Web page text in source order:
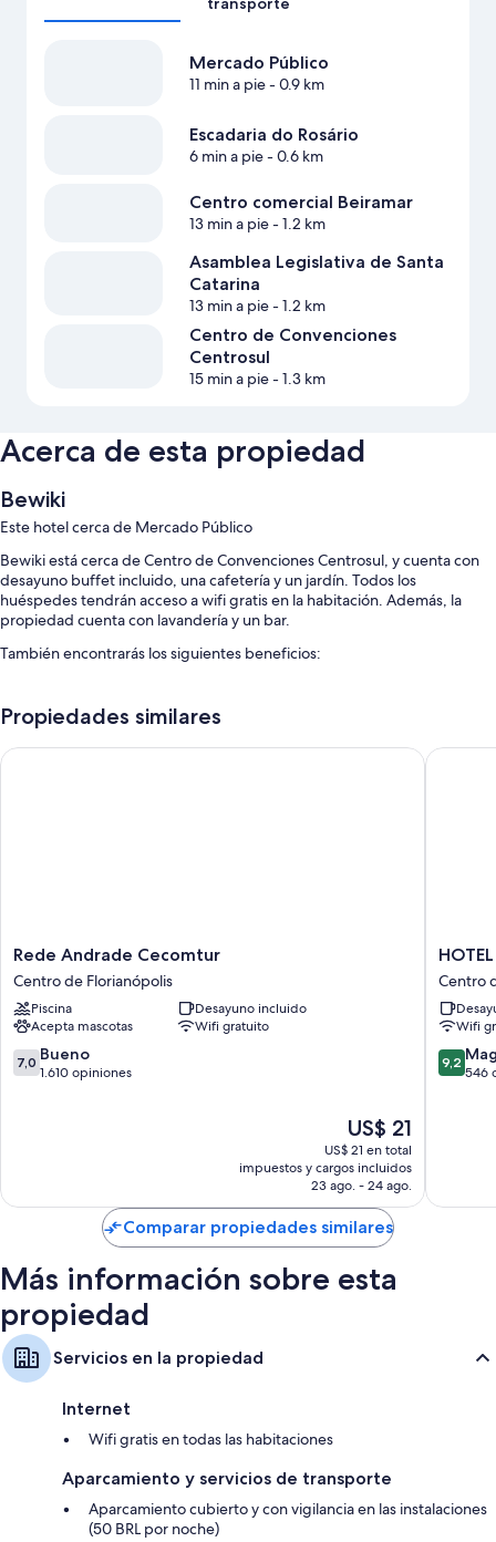
Mercado Público
11 min a pie- 0.9 km
Escadaria do Rosário
6 min a pie- 0.6 km
Centro comercial Beiramar
13 min a pie- 1.2 km
Asamblea Legislativa de Santa
Catarina
13 min a pie- 1.2 km
Centro de Convenciones
Centrosul
15 min a pie- 1.3 km
Acerca de esta propiedad
Bewiki
Este hotel cerca de Mercado Público
Bewiki está cerca de Centro de Convenciones Centrosul, y cuenta con
desayuno buffet incluido, una cafetería y un jardín. Todos los
huéspedes tendrán acceso a wifi gratis en la habitación. Además, la
propiedad cuenta con lavandería y un bar.
También encontrarás los siguientes beneficios:
reuniones
Smart TV de 32 pulgadas con Netflix, servicios de streaming y
canales de televisión digitales
Armarios o vestidores, microondas y servicio de limpieza diario
Propiedades similares
Rede
Andrade
Cecomtur
Centro
de
Florianópolis
Rede Andrade Cecomtur
Centro de Florianópolis
Piscina
Desayuno incluido
Acepta mascotas
Wifi gratuito
7.0
de
7,0 Bueno
1.610 opiniones
El
precio
actual
es
de
US$ 21
US$ 21
US$ 21 en total
impuestos y cargos incluidos
23 ago. - 24 ago.
Rede Andrade Cecomtur
HOTEL
ÉVORA
By
Rede
Sagres
Centro
de
Centro
Wifi
9.2
de
9,2
546
HOTEL
Comparar propiedades similares
Más información sobre esta
propiedad
Servicios en la propiedad
Internet
Wifi gratis en todas las habitaciones
Aparcamiento y servicios de transporte
Aparcamiento cubierto y con vigilancia en las instalaciones
(50 BRL por noche)